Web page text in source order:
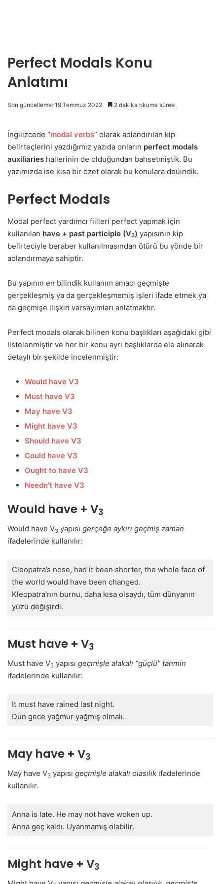
Perfect Modals Konu
Anlatımı
Son güncelleme: 19 Temmuz 2022 2 dakika okuma süresi
İngilizcede “modal verbs” olarak adlandırılan kip
belirteçlerini yazdığımız yazıda onların perfect modals
auxiliaries hallerinin de olduğundan bahsetmiştik. Bu
yazımızda ise kısa bir özet olarak bu konulara deüindik.
Perfect Modals
Modal perfect yardımcı fiilleri perfect yapmak için
kullanılan have + past participle (V3) yapısının kip
belirteciyle beraber kullanılmasından ötürü bu yönde bir
adlandırmaya sahiptir.
Bu yapının en bilindik kullanım amacı geçmişte
gerçekleşmiş ya da gerçekleşmemiş işleri ifade etmek ya
da geçmişe ilişkin varsayımları anlatmaktır.
Perfect modals olarak bilinen konu başlıkları aşağıdaki gibi
listelenmiştir ve her bir konu ayrı başlıklarda ele alınarak
detaylı bir şekilde incelenmiştir:
Would have V3
Must have V3
May have V3
Might have V3
Should have V3
Could have V3
Ought to have V3
Needn’t have V3
Would have + V3
Would have V3 yapısı gerçeğe aykırı geçmiş zaman
ifadelerinde kullanılır:
Cleopatra’s nose, had it been shorter, the whole face of
the world would have been changed.
Kleopatra’nın burnu, daha kısa olsaydı, tüm dünyanın
yüzü değişirdi.
Must have + V3
Must have V3 yapısı geçmişle alakalı “güçlü” tahmin
ifadelerinde kullanılır:
It must have rained last night.
Dün gece yağmur yağmış olmalı.
May have + V3
May have V3 yapısı geçmişle alakalı olasılık ifadelerinde
kullanılır.
Anna is late. He may not have woken up.
Anna geç kaldı. Uyanmamış olabilir.
Might have + V3